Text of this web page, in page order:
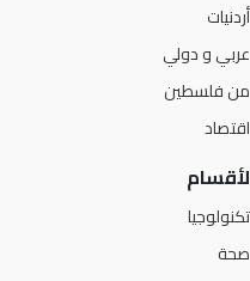
أردنيات
عربي و دولي
من فلسطين
اقتصاد
تكنولوجيا
صحة